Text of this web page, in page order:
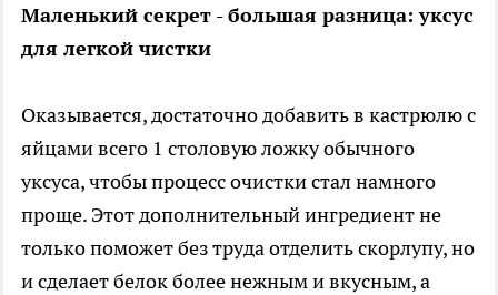
Маленький секрет - большая разница: уксус
для легкой чистки
Оказывается, достаточно добавить в кастрюлю с
яйцами всего 1 столовую ложку обычного
уксуса, чтобы процесс очистки стал намного
проще. Этот дополнительный ингредиент не
только поможет без труда отделить скорлупу, но
и сделает белок более нежным и вкусным, а